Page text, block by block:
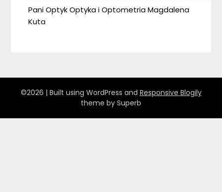
Pani Optyk Optyka i Optometria Magdalena
Kuta
©2026 | Built using WordPress and Responsive Blogily
theme by Superb